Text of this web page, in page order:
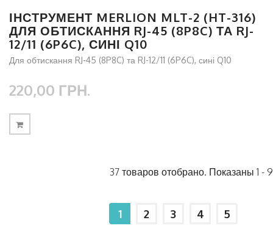
ІНСТРУМЕНТ MERLION MLT-2 (HT-316)
ДЛЯ ОБТИСКАННЯ RJ-45 (8P8C) ТА RJ-
12/11 (6P6C), СИНІ Q10
Для обтискання RJ-45 (8P8C) та RJ-12/11 (6P6C), сині Q10
220,00 ГРН.
37 товаров отобрано. Показаны 1 - 9
1 2 3 4 5